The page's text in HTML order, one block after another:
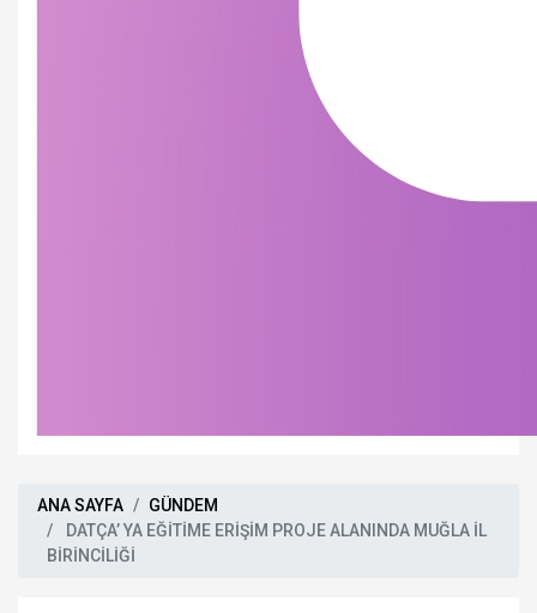
ANA SAYFA
GÜNDEM
DATÇA’ YA EĞİTİME ERİŞİM PROJE ALANINDA MUĞLA İL
BİRİNCİLİĞİ